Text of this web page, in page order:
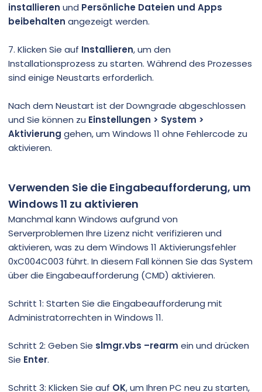
installieren und Persönliche Dateien und Apps
beibehalten angezeigt werden.
7. Klicken Sie auf Installieren, um den
Installationsprozess zu starten. Während des Prozesses
sind einige Neustarts erforderlich.
Nach dem Neustart ist der Downgrade abgeschlossen
und Sie können zu Einstellungen > System >
Aktivierung gehen, um Windows 11 ohne Fehlercode zu
aktivieren.
Verwenden Sie die Eingabeaufforderung, um
Windows 11 zu aktivieren
Manchmal kann Windows aufgrund von
Serverproblemen Ihre Lizenz nicht verifizieren und
aktivieren, was zu dem Windows 11 Aktivierungsfehler
0xC004C003 führt. In diesem Fall können Sie das System
über die Eingabeaufforderung (CMD) aktivieren.
Schritt 1: Starten Sie die Eingabeaufforderung mit
Administratorrechten in Windows 11.
Schritt 2: Geben Sie slmgr.vbs –rearm ein und drücken
Sie Enter.
Schritt 3: Klicken Sie auf OK, um Ihren PC neu zu starten,